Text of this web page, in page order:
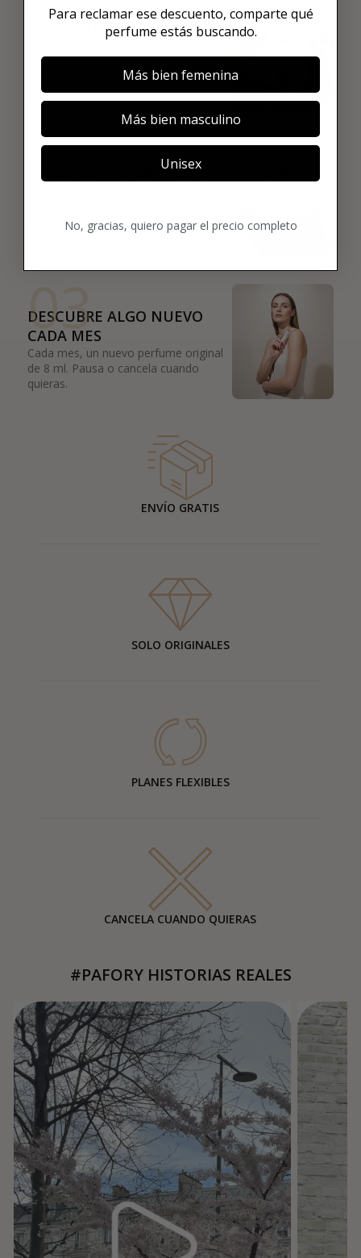
01
ENCUENTRA LO QUE TE
Explora más de 600 fragancias nicho y
añade tus favoritas directamente a tu
box.
02
ELIGE TU PRIMER AROMA
compra.
03
DESCUBRE ALGO NUEVO
CADA MES
Cada mes, un nuevo perfume original
de 8 ml. Pausa o cancela cuando
quieras.
ENVÍO GRATIS
SOLO ORIGINALES
PLANES FLEXIBLES
CANCELA CUANDO QUIERAS
#PAFORY HISTORIAS REALES
Para reclamar ese descuento, comparte qué
perfume estás buscando.
Más bien femenina
Más bien masculino
Unisex
No, gracias, quiero pagar el precio completo